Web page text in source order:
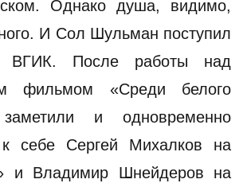
Однако душа, видимо,
И Сол Шульман поступил
ВГИК. После работы над
фильмом «Среди белого
и одновременно
к себе Сергей Михалков на
и Владимир Шнейдеров на